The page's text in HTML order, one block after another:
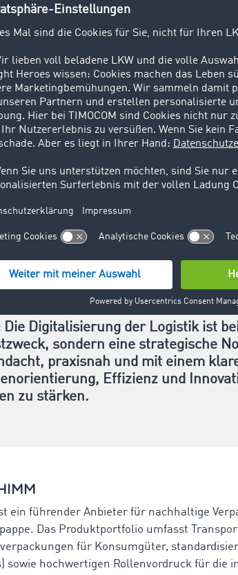
noch viel Luft nach oben. Derzeit nutzen wir
Aber wir sehen, dass es weit
Tracking oder Integration in
beide Seiten, THIMM als auch TIMOCOM,
die Potenziale voll zu heben.
Sie anderen
digital aufstellen
zögern, sondern ausprobieren.
entsteht, sondern ein dynamischer Prozess.
verstehen und klar strukturieren, dann
kann man einfach und schnell testen. Das
Die Digitalisierung der Logistik ist
sondern eine strategische
praxisnah und mit einem
Effizienz und
zu stärken.
ein führender Anbieter für nachhaltige
Das Produktportfolio umfasst
für Konsumgüter,
sowie hochwertigen Rollenvordruck für die